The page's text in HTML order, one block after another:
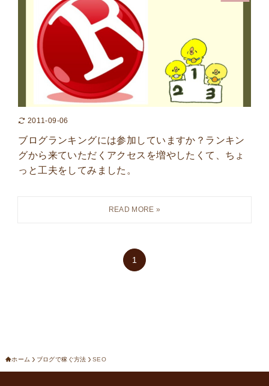
2011-09-06
ブログランキングには参加していますか？ランキン
グから来ていただくアクセスを増やしたくて、ちょ
っと工夫をしてみました。
1
ホーム ブログで稼ぐ方法 SEO